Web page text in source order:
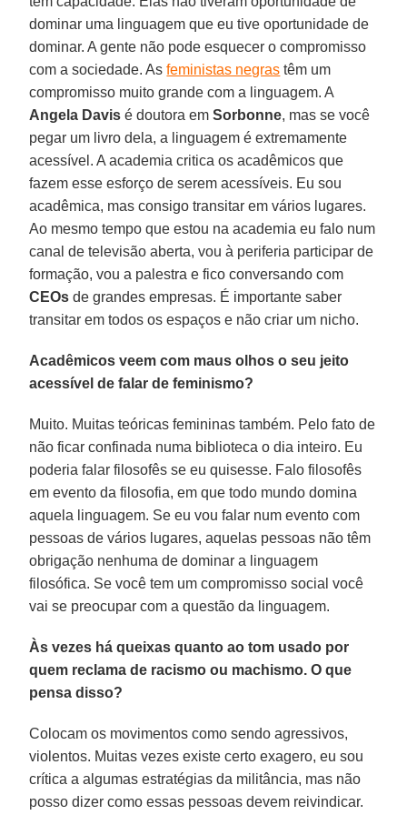
dominar uma linguagem que eu tive oportunidade de
dominar. A gente não pode esquecer o compromisso
com a sociedade. Asfeministas negras têm um
compromisso muito grande com a linguagem. A
Angela Davis é doutora emSorbonne, mas se você
pegar um livro dela, a linguagem é extremamente
acessível. A academia critica os acadêmicos que
fazem esse esforço de serem acessíveis. Eu sou
acadêmica, mas consigo transitar em vários lugares.
Ao mesmo tempo que estou na academia eu falo num
canal de televisão aberta, vou à periferia participar de
formação, vou a palestra e fico conversando com
CEOs de grandes empresas. É importante saber
transitar em todos os espaços e não criar um nicho.
Acadêmicos veem com maus olhos o seu jeito
acessível de falar de feminismo?
Muito. Muitas teóricas femininas também. Pelo fato de
não ficar confinada numa biblioteca o dia inteiro. Eu
poderia falar filosofês se eu quisesse. Falo filosofês
em evento da filosofia, em que todo mundo domina
aquela linguagem. Se eu vou falar num evento com
pessoas de vários lugares, aquelas pessoas não têm
obrigação nenhuma de dominar a linguagem
filosófica. Se você tem um compromisso social você
vai se preocupar com a questão da linguagem.
Às vezes há queixas quanto ao tom usado por
quem reclama de racismo ou machismo. O que
pensa disso?
Colocam os movimentos como sendo agressivos,
violentos. Muitas vezes existe certo exagero, eu sou
crítica a algumas estratégias da militância, mas não
posso dizer como essas pessoas devem reivindicar.